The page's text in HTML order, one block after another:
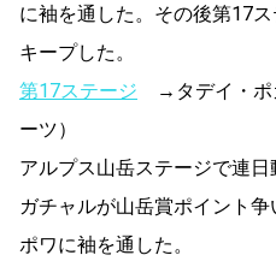
に袖を通した。その後第17
キープした。
第17ステージ →タデイ・ポ
ーツ）
アルプス山岳ステージで連
ガチャルが山岳賞ポイント
ポワに袖を通した。